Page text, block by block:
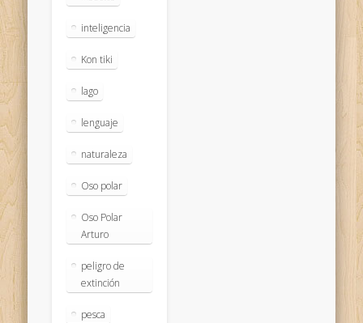
inteligencia
Kon tiki
lago
lenguaje
naturaleza
Oso polar
Oso Polar
Arturo
peligro de
extinción
pesca